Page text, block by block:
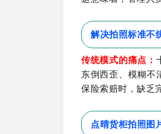
解决拍照标准不
传统模式的痛点：
东倒西歪、模糊不
保险索赔时，缺乏
点晴货柜拍照图